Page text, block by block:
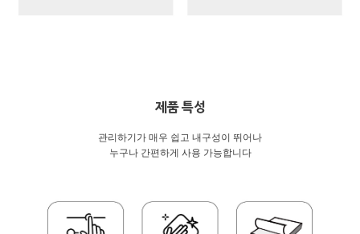
제품 특성
관리하기가 매우 쉽고 내구성이 뛰어나
누구나 간편하게 사용 가능합니다